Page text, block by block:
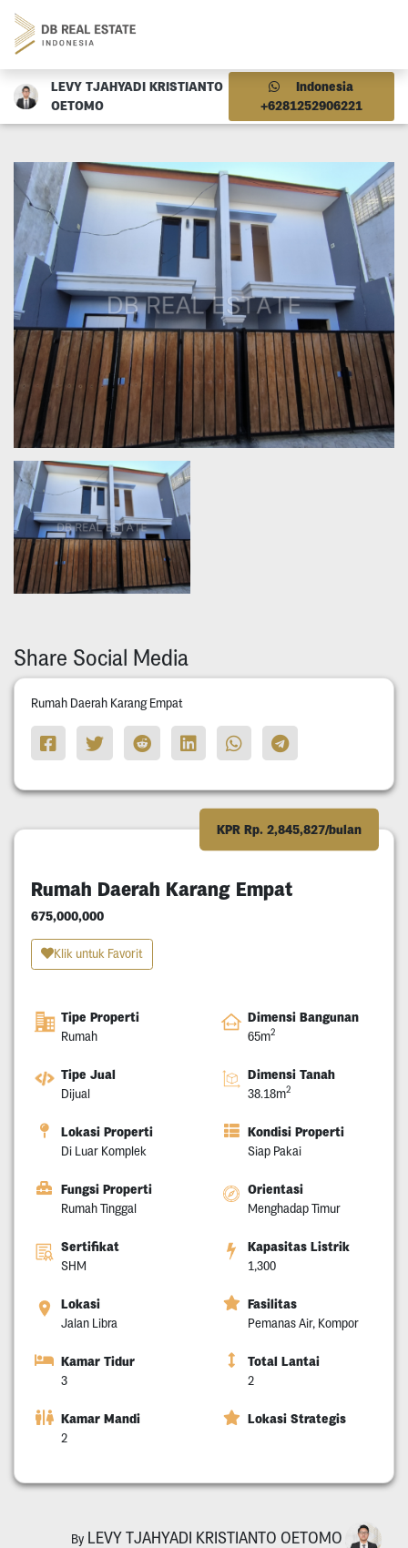
LEVY TJAHYADI KRISTIANTO
OETOMO
Indonesia
+6281252906221
Share Social Media
Rumah Daerah Karang Empat
KPR Rp. 2,845,827/bulan
Rumah Daerah Karang Empat
675,000,000
Klik untuk Favorit
Tipe Properti
Rumah
Dimensi Bangunan
65m2
Tipe Jual
Dijual
Dimensi Tanah
38.18m2
Lokasi Properti
Di Luar Komplek
Kondisi Properti
Siap Pakai
Fungsi Properti
Rumah Tinggal
Orientasi
Menghadap Timur
Sertifikat
SHM
Kapasitas Listrik
1,300
Lokasi
Jalan Libra
Fasilitas
Pemanas Air, Kompor
Kamar Tidur
3
Total Lantai
2
Kamar Mandi
2
Lokasi Strategis
By LEVY TJAHYADI KRISTIANTO OETOMO